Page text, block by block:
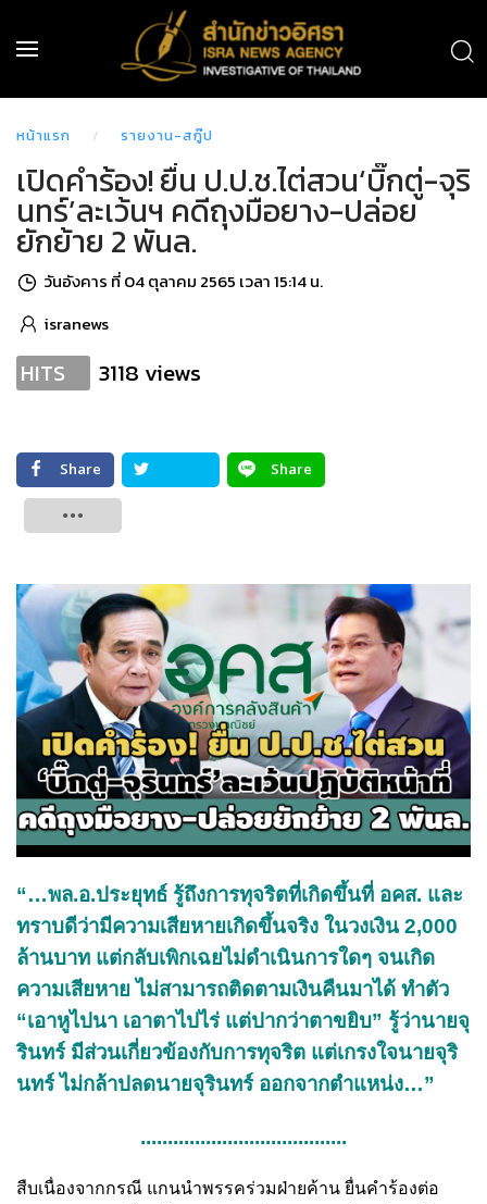
หน้าแรก รายงาน-สกู๊ป
เปิดคำร้อง! ยื่น ป.ป.ช.ไต่สวน‘บิ๊กตู่-จุริ
นทร์’ละเว้นฯ คดีถุงมือยาง-ปล่อย
ยักย้าย 2 พันล.
วันอังคาร ที่ 04 ตุลาคม 2565 เวลา 15:14 น.
isranews
HITS 3118 views
Share
Share
“…พล.อ.ประยุทธ์ รู้ถึงการทุจริตที่เกิดขึ้นที่ อคส. และ
ทราบดีว่ามีความเสียหายเกิดขึ้นจริง ในวงเงิน 2,000
ล้านบาท แต่กลับเพิกเฉยไม่ดำเนินการใดๆ จนเกิด
ความเสียหาย ไม่สามารถติดตามเงินคืนมาได้ ทำตัว
“เอาหูไปนา เอาตาไปไร่ แต่ปากว่าตาขยิบ” รู้ว่านายจุ
รินทร์ มีส่วนเกี่ยวข้องกับการทุจริต แต่เกรงใจนายจุริ
นทร์ ไม่กล้าปลดนายจุรินทร์ ออกจากตำแหน่ง…”
......................................
สืบเนื่องจากกรณี แกนนำพรรคร่วมฝ่ายค้าน ยื่นคำร้องต่อ